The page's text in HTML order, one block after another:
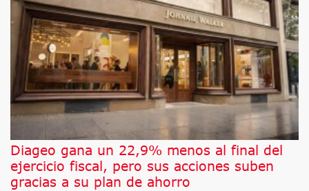
Diageo gana un 22,9% menos al final del
ejercicio fiscal, pero sus acciones suben
gracias a su plan de ahorro